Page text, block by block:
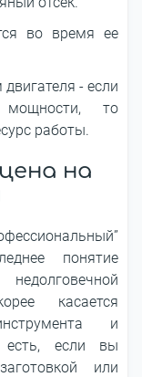
во время ее
- если
мощности, то
работы.
на
понятие
касается
и
есть, если вы
или